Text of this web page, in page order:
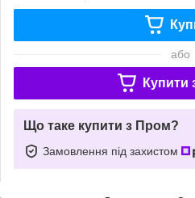
або
Купити
Що таке купити з Пром?
Замовлення під захистом